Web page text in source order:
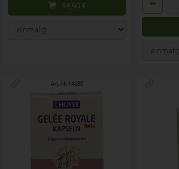
14,90 €
Art.-Nr. 14680